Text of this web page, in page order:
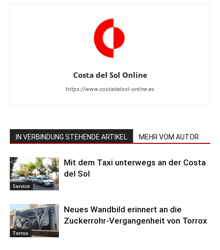
Costa del Sol Online
https://www.costadelsol-online.es
IN VERBINDUNG STEHENDE ARTIKEL MEHR VOM AUTOR
Service
Mit dem Taxi unterwegs an der Costa
del Sol
Torrox
Neues Wandbild erinnert an die
Zuckerrohr-Vergangenheit von Torrox